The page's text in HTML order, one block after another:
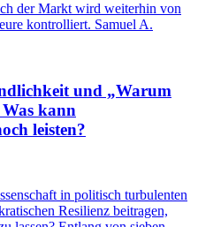
der Markt wird weiterhin von
kontrolliert. Samuel A.
und „Warum
kann
leisten?
in politisch turbulenten
Resilienz beitragen,